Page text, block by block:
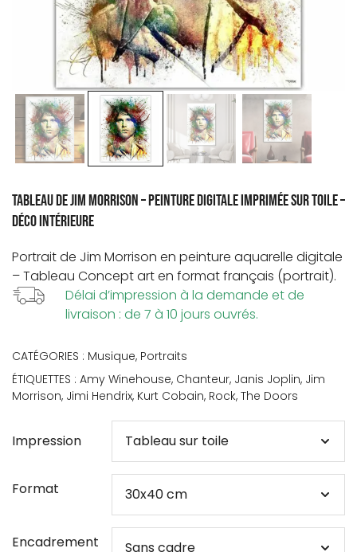
Tableau de Jim Morrison – Peinture digitale imprimée sur toile –
Déco intérieure
Portrait de Jim Morrison en peinture aquarelle digitale
– Tableau Concept art en format français (portrait).
Délai d’impression à la demande et de
livraison : de 7 à 10 jours ouvrés.
CATÉGORIES : Musique, Portraits
ÉTIQUETTES : Amy Winehouse, Chanteur, Janis Joplin, Jim
Morrison, Jimi Hendrix, Kurt Cobain, Rock, The Doors
Impression
Format
Encadrement